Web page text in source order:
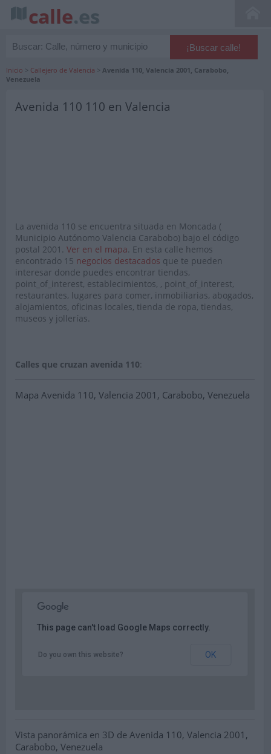
calle.es
Inicio > Callejero de Valencia > Avenida 110, Valencia 2001, Carabobo,
Venezuela
Avenida 110 110 en Valencia
La avenida 110 se encuentra situada en Moncada (
Municipio Autónomo Valencia Carabobo) bajo el código
postal 2001. Ver en el mapa. En esta calle hemos
encontrado 15 negocios destacados que te pueden
interesar donde puedes encontrar tiendas,
point_of_interest, establecimientos, , point_of_interest,
restaurantes, lugares para comer, inmobiliarias, abogados,
alojamientos, oficinas locales, tienda de ropa, tiendas,
museos y jollerías.
Calles que cruzan avenida 110:
Mapa Avenida 110, Valencia 2001, Carabobo, Venezuela
This page can't load Google Maps correctly.
Do you own this website? OK
Vista panorámica en 3D de Avenida 110, Valencia 2001,
Carabobo, Venezuela